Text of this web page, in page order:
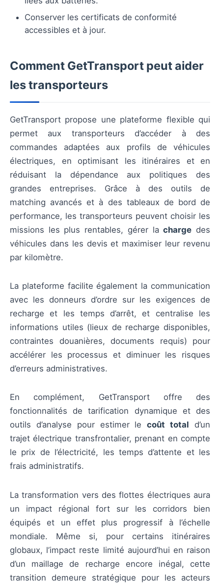
Conserver les certificats de conformité
accessibles et à jour.
Comment GetTransport peut aider
les transporteurs
GetTransport propose une plateforme flexible qui
permet aux transporteurs d’accéder à des
commandes adaptées aux profils de véhicules
électriques, en optimisant les itinéraires et en
réduisant la dépendance aux politiques des
grandes entreprises. Grâce à des outils de
matching avancés et à des tableaux de bord de
performance, les transporteurs peuvent choisir les
missions les plus rentables, gérer lacharge des
véhicules dans les devis et maximiser leur revenu
par kilomètre.
La plateforme facilite également la communication
avec les donneurs d’ordre sur les exigences de
recharge et les temps d’arrêt, et centralise les
informations utiles (lieux de recharge disponibles,
contraintes douanières, documents requis) pour
accélérer les processus et diminuer les risques
d’erreurs administratives.
En complément, GetTransport offre des
fonctionnalités de tarification dynamique et des
outils d’analyse pour estimer lecoût total d’un
trajet électrique transfrontalier, prenant en compte
le prix de l’électricité, les temps d’attente et les
frais administratifs.
La transformation vers des flottes électriques aura
un impact régional fort sur les corridors bien
équipés et un effet plus progressif à l’échelle
mondiale. Même si, pour certains itinéraires
globaux, l’impact reste limité aujourd’hui en raison
d’un maillage de recharge encore inégal, cette
transition demeure stratégique pour les acteurs